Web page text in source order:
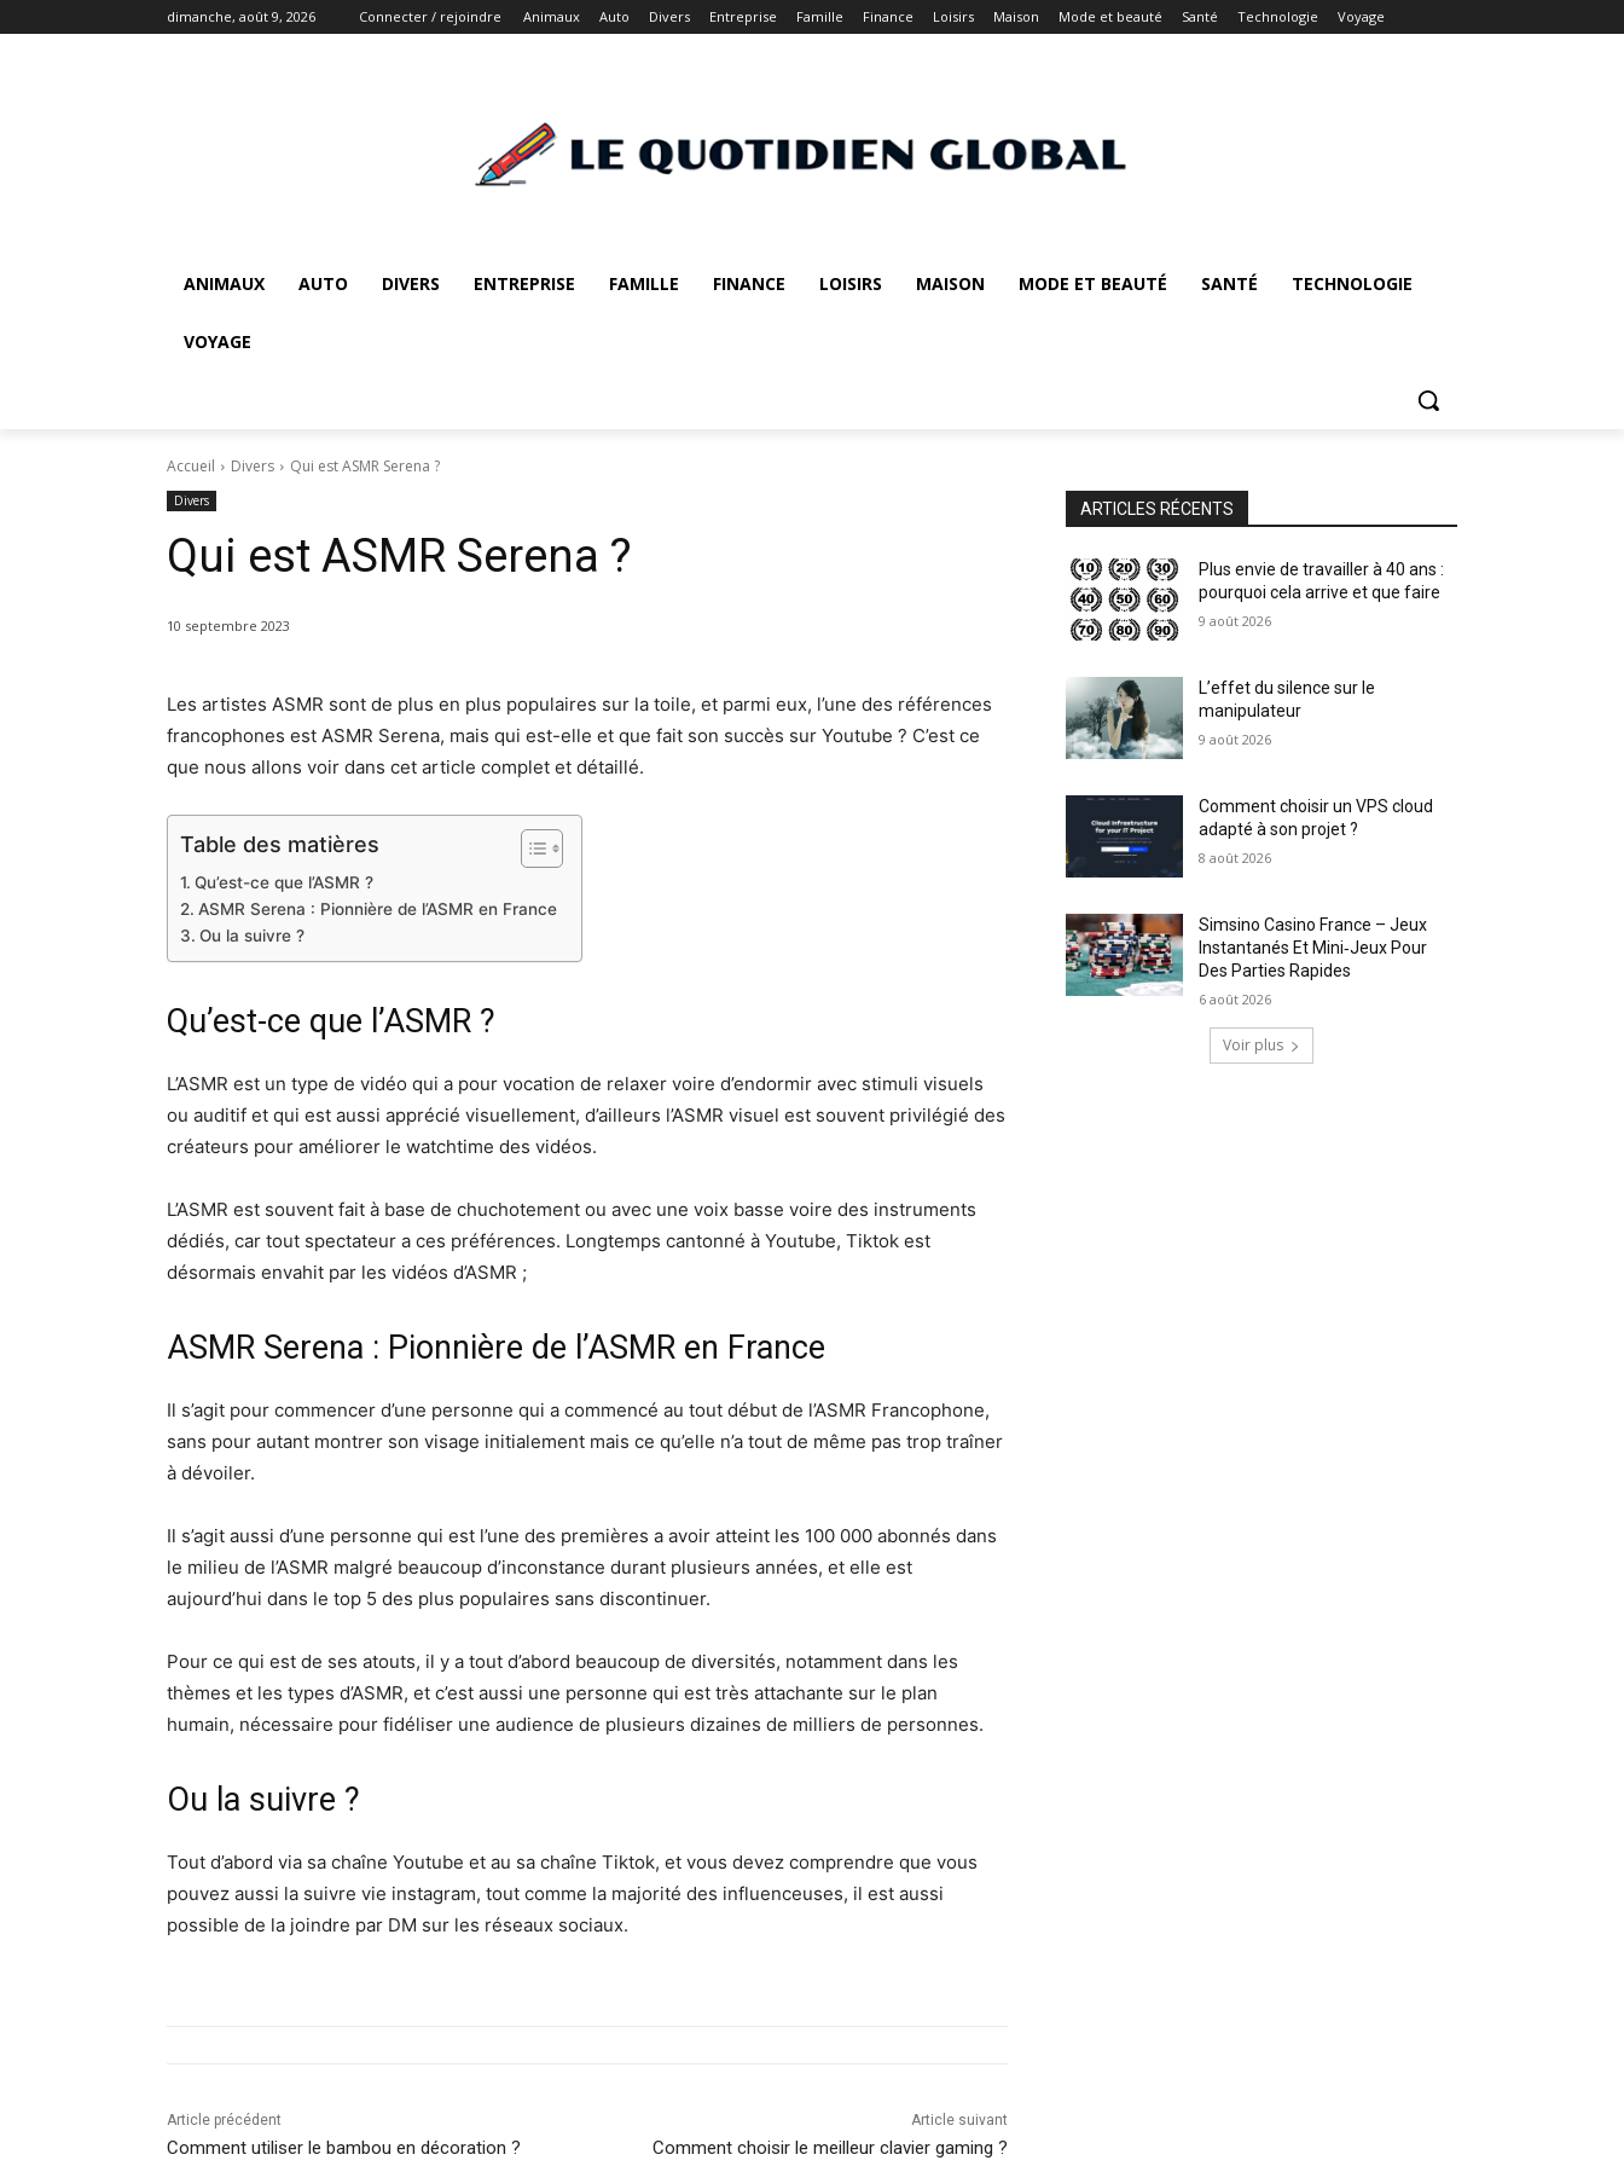
dimanche, août 9, 2026 Connecter / rejoindre Animaux Auto Divers Entreprise Famille Finance Loisirs Maison Mode et beauté Santé Technologie Voyage
ANIMAUX AUTO DIVERS ENTREPRISE FAMILLE FINANCE LOISIRS MAISON MODE ET BEAUTÉ SANTÉ TECHNOLOGIE
VOYAGE
Accueil Divers Qui est ASMR Serena ?
Divers
Qui est ASMR Serena ?
10 septembre 2023
Les artistes ASMR sont de plus en plus populaires sur la toile, et parmi eux, l’une des références
francophones est ASMR Serena, mais qui est-elle et que fait son succès sur Youtube ? C’est ce
que nous allons voir dans cet article complet et détaillé.
Table des matières
Qu’est-ce que l’ASMR ?
ASMR Serena : Pionnière de l’ASMR en France
Ou la suivre ?
Qu’est-ce que l’ASMR ?
L’ASMR est un type de vidéo qui a pour vocation de relaxer voire d’endormir avec stimuli visuels
ou auditif et qui est aussi apprécié visuellement, d’ailleurs l’ASMR visuel est souvent privilégié des
créateurs pour améliorer le watchtime des vidéos.
L’ASMR est souvent fait à base de chuchotement ou avec une voix basse voire des instruments
dédiés, car tout spectateur a ces préférences. Longtemps cantonné à Youtube, Tiktok est
désormais envahit par les vidéos d’ASMR ;
ASMR Serena : Pionnière de l’ASMR en France
Il s’agit pour commencer d’une personne qui a commencé au tout début de l’ASMR Francophone,
sans pour autant montrer son visage initialement mais ce qu’elle n’a tout de même pas trop traîner
à dévoiler.
Il s’agit aussi d’une personne qui est l’une des premières a avoir atteint les 100 000 abonnés dans
le milieu de l’ASMR malgré beaucoup d’inconstance durant plusieurs années, et elle est
aujourd’hui dans le top 5 des plus populaires sans discontinuer.
Pour ce qui est de ses atouts, il y a tout d’abord beaucoup de diversités, notamment dans les
thèmes et les types d’ASMR, et c’est aussi une personne qui est très attachante sur le plan
humain, nécessaire pour fidéliser une audience de plusieurs dizaines de milliers de personnes.
Ou la suivre ?
Tout d’abord via sa chaîne Youtube et au sa chaîne Tiktok, et vous devez comprendre que vous
pouvez aussi la suivre vie instagram, tout comme la majorité des influenceuses, il est aussi
possible de la joindre par DM sur les réseaux sociaux.
Article précédent
Comment utiliser le bambou en décoration ?
Article suivant
Comment choisir le meilleur clavier gaming ?
ARTICLES RÉCENTS
Plus envie de travailler à 40 ans :
pourquoi cela arrive et que faire
9 août 2026
L’effet du silence sur le
manipulateur
9 août 2026
Comment choisir un VPS cloud
adapté à son projet ?
8 août 2026
Simsino Casino France – Jeux
Instantanés Et Mini‑Jeux Pour
Des Parties Rapides
6 août 2026
Voir plus